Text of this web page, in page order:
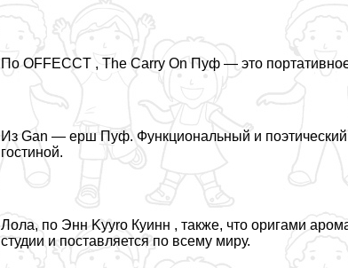
По OFFECCT , The Carry On Пуф — это
Из Gan — ерш Пуф. Функциональный и
гостиной.
Лола, по Энн Kyyro Куинн , также, что оригами
студии и поставляется по всему миру.